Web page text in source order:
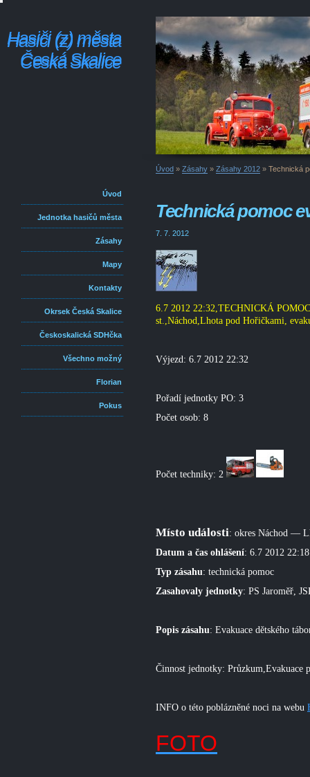
Hasiči (z) města
Česká Skalice
Hasiči (z) města
Česká Skalice
Úvod
Jednotka hasičů města
Zásahy
Mapy
Kontakty
Okrsek Česká Skalice
Českoskalická SDHčka
Všechno možný
Florian
Pokus
Úvod » Zásahy » Zásahy 2012 » Technická
Technická pomoc
7. 7. 2012
6.7 2012 22:32,TECHNICKÁ
st., Náchod,Lhota pod Hořičkami,
Výjezd: 6.7 2012 22:32
Pořadí jednotky PO: 3
Počet osob: 8
Počet techniky: 2
Místo události: okres Náchod —
Datum a čas ohlášení: 6.7 2012 22:18
Typ zásahu: technická pomoc
Zasahovaly jednotky: PS Jaroměř,
Popis zásahu: Evakuace dětského
Činnost jednotky: Průzkum,Evakuace
INFO o této poblázněné noci na webu
FOTO